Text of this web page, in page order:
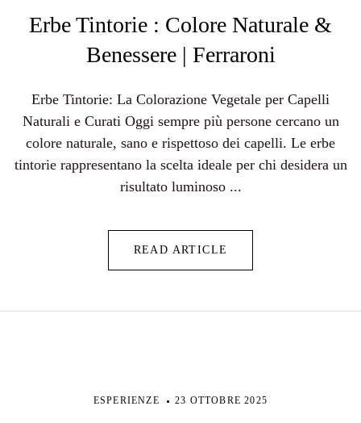
Erbe Tintorie : Colore Naturale &
Benessere | Ferraroni
Erbe Tintorie: La Colorazione Vegetale per Capelli
Naturali e Curati Oggi sempre più persone cercano un
colore naturale, sano e rispettoso dei capelli. Le erbe
tintorie rappresentano la scelta ideale per chi desidera un
risultato luminoso ...
READ ARTICLE
ESPERIENZE 23 OTTOBRE 2025